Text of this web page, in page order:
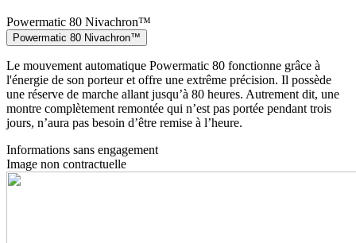
Powermatic 80 Nivachron™
Powermatic 80 Nivachron™
Le mouvement automatique Powermatic 80 fonctionne grâce à
l'énergie de son porteur et offre une extrême précision. Il possède
une réserve de marche allant jusqu’à 80 heures. Autrement dit, une
montre complètement remontée qui n’est pas portée pendant trois
jours, n’aura pas besoin d’être remise à l’heure.
Informations sans engagement
Image non contractuelle